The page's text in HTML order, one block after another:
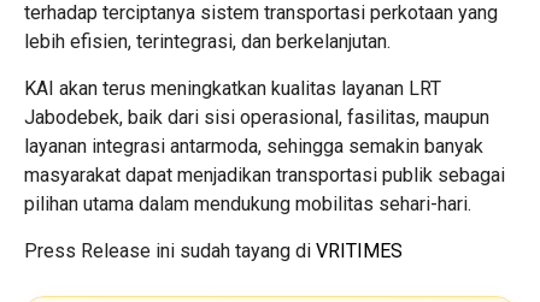
terhadap terciptanya sistem transportasi perkotaan yang
lebih efisien, terintegrasi, dan berkelanjutan.
KAI akan terus meningkatkan kualitas layanan LRT
Jabodebek, baik dari sisi operasional, fasilitas, maupun
layanan integrasi antarmoda, sehingga semakin banyak
masyarakat dapat menjadikan transportasi publik sebagai
pilihan utama dalam mendukung mobilitas sehari-hari.
Press Release ini sudah tayang di VRITIMES